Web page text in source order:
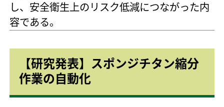
し、安全衛生上のリスク低減につながった内
容である。
【研究発表】スポンジチタン縮分
作業の自動化